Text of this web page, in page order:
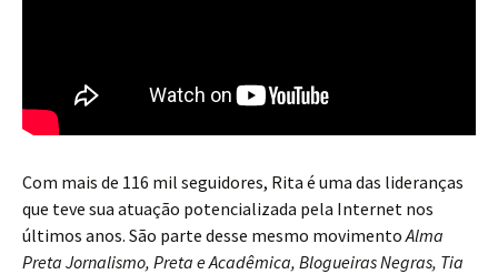
Com mais de 116 mil seguidores, Rita é uma das lideranças
que teve sua atuação potencializada pela Internet nos
últimos anos. São parte desse mesmo movimentoAlma
Preta Jornalismo, Preta e Acadêmica, Blogueiras Negras, Tia